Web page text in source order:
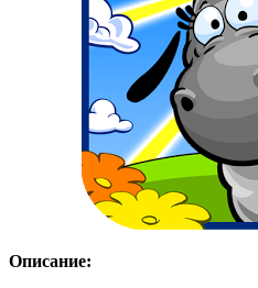
Описание: